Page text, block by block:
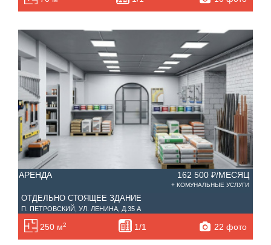
АРЕНДА 162 500 ₽/МЕСЯЦ
+ КОМУНАЛЬНЫЕ УСЛУГИ
ОТДЕЛЬНО СТОЯЩЕЕ ЗДАНИЕ
П. ПЕТРОВСКИЙ, УЛ. ЛЕНИНА, Д.35 А
250 м2 1/1 22 фото